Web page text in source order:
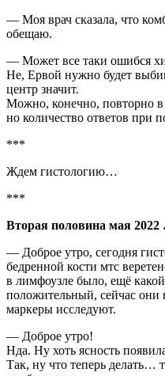
— Моя врач сказала, что
обещаю.
— Может все таки ошибся
Не, Ервой нужно будет
центр значит.
Можно, конечно, повторно
но количество ответов при
***
Ждем гистологию…
***
Вторая половина мая
— Доброе утро, сегодня
бедренной кости мтс
в лимфоузле было, ещё
положительный, сейчас они
маркеры исследуют.
— Доброе утро!
Нда. Ну хоть ясность
Так, ну что теперь делать…